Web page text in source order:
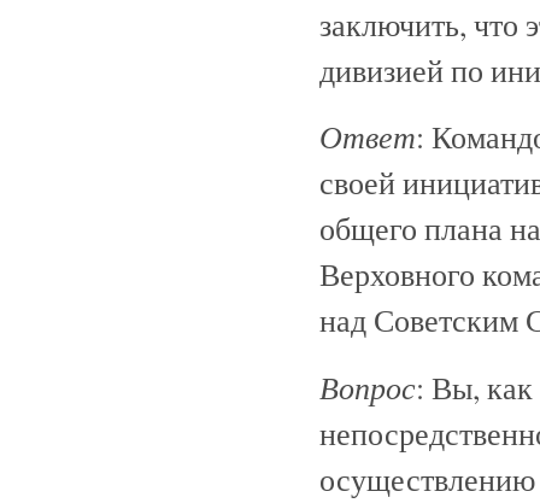
заключить, что
дивизией по
Ответ:
своей
общего плана
Верховного
над Советским
Вопрос: Вы, как
осуществлению